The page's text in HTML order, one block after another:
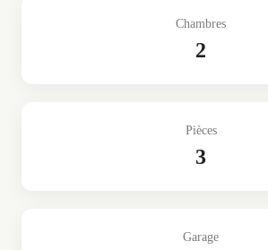
Chambres
2
Pièces
3
Garage